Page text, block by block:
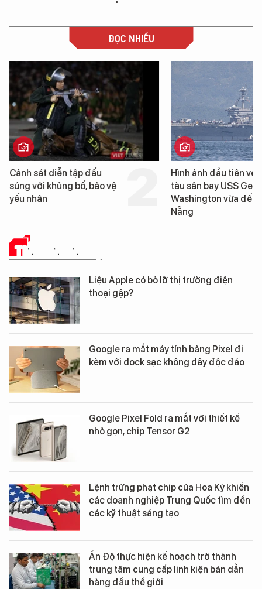
ĐỌC NHIỀU
Cảnh sát diễn tập đấu
súng với khủng bố, bảo vệ
yếu nhân
Hình ảnh đầu tiên về
tàu sân bay USS
Washington vừa đến
Nẵng
TIN CÔNG NGHỆ
Liệu Apple có bỏ lỡ thị trường điện
thoại gập?
Google ra mắt máy tính bảng Pixel đi
kèm với dock sạc không dây độc đáo
Google Pixel Fold ra mắt với thiết kế
nhỏ gọn, chip Tensor G2
Lệnh trừng phạt chip của Hoa Kỳ khiến
các doanh nghiệp Trung Quốc tìm đến
các kỹ thuật sáng tạo
Ấn Độ thực hiện kế hoạch trở thành
trung tâm cung cấp linh kiện bán dẫn
hàng đầu thế giới